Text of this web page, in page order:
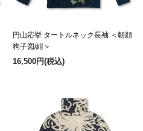
円山応挙 タートルネック長袖 ＜朝顔
狗子図/紺＞
16,500円(税込)